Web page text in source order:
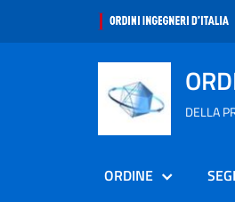
DELLA
ORDINE